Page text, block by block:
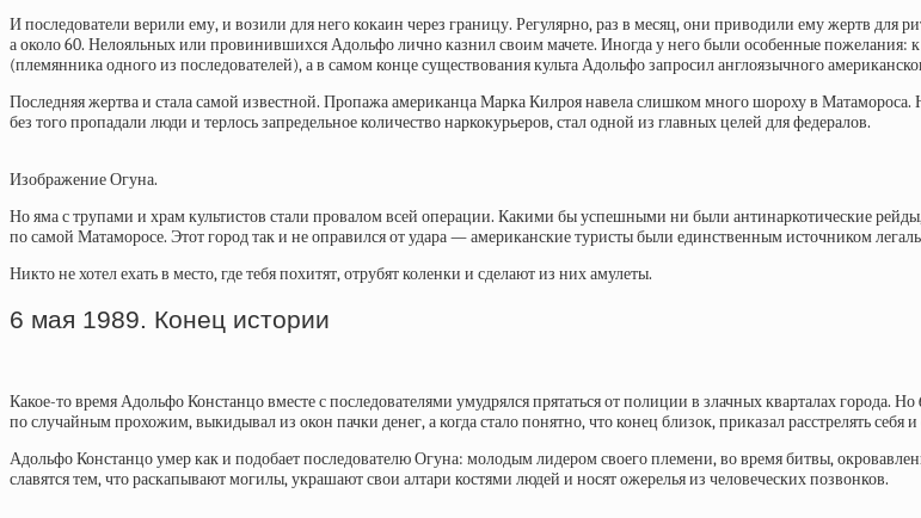
И последователи верили ему, и возили для него кокаин через границу. Регулярно, раз в месяц, они приводили ему жертв для
а около 60. Нелояльных или провинившихся Адольфо лично казнил своим мачете. Иногда у него были особенные пожелания:
(племянника одного из последователей), а в самом конце существования культа Адольфо запросил англоязычного
Последняя жертва и стала самой известной. Пропажа американца Марка Килроя навела слишком много шороху в
без того пропадали люди и терлось запредельное количество наркокурьеров, стал одной из главных целей для федералов.
Изображение Огуна.
Но яма с трупами и храм культистов стали провалом всей операции. Какими бы успешными ни были антинаркотические
по самой Матаморосе. Этот город так и не оправился от удара — американские туристы были единственным источником
Никто не хотел ехать в место, где тебя похитят, отрубят коленки и сделают из них амулеты.
6 мая 1989. Конец истории
Какое-то время Адольфо Констанцо вместе с последователями умудрялся прятаться от полиции в злачных кварталах города.
по случайным прохожим, выкидывал из окон пачки денег, а когда стало понятно, что конец близок, приказал расстрелять
Адольфо Констанцо умер как и подобает последователю Огуна: молодым лидером своего племени, во время битвы,
славятся тем, что раскапывают могилы, украшают свои алтари костями людей и носят ожерелья из человеческих позвонков.